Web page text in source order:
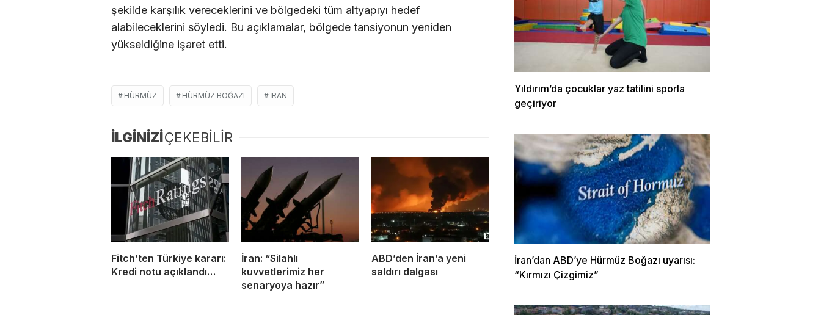
şekilde karşılık vereceklerini ve bölgedeki tüm altyapıyı hedef
alabileceklerini söyledi. Bu açıklamalar, bölgede tansiyonun yeniden
yükseldiğine işaret etti.
HÜRMÜZ HÜRMÜZ BOĞAZI İRAN
İLGİNİZİÇEKEBİLİR
Fitch’ten Türkiye kararı:
Kredi notu açıklandı…
İran: “Silahlı
kuvvetlerimiz her
senaryoya hazır”
ABD’den İran’a yeni
saldırı dalgası
Yıldırım’da çocuklar yaz tatilini sporla
geçiriyor
İran’dan ABD’ye Hürmüz Boğazı uyarısı:
“Kırmızı Çizgimiz”